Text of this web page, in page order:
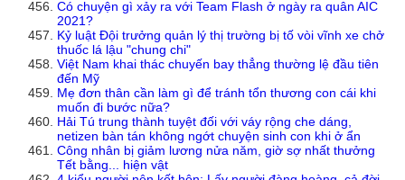
Có chuyện gì xảy ra với Team Flash ở ngày ra quân AIC
2021?
Kỷ luật Đội trưởng quản lý thị trường bị tố vòi vĩnh xe chở
thuốc lá lậu "chung chi"
Việt Nam khai thác chuyến bay thẳng thường lệ đầu tiên
đến Mỹ
Mẹ đơn thân cần làm gì để tránh tổn thương con cái khi
muốn đi bước nữa?
Hải Tú trung thành tuyệt đối với váy rộng che dáng,
netizen bàn tán không ngớt chuyện sinh con khi ở ẩn
Công nhân bị giảm lương nửa năm, giờ sợ nhất thưởng
Tết bằng... hiện vật